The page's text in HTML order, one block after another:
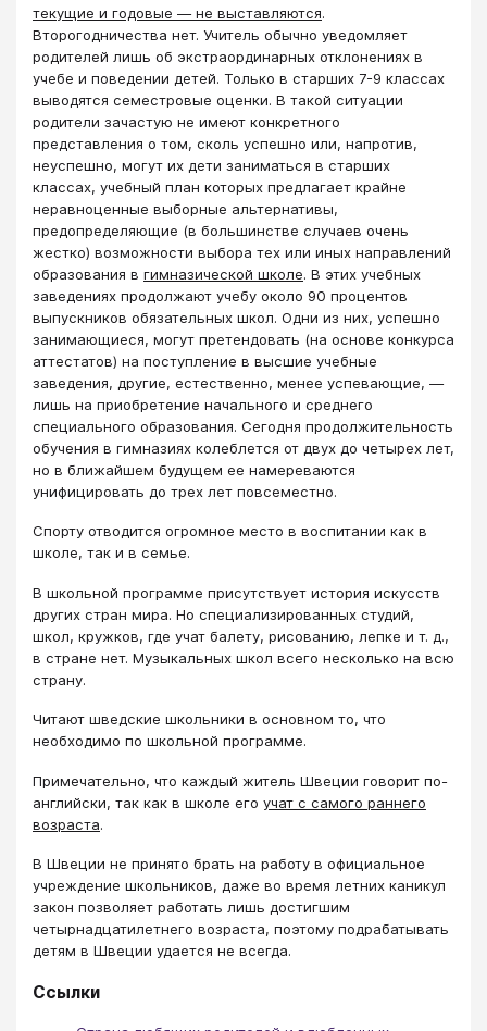
текущие и годовые ― не выставляются.
Второгодничества нет. Учитель обычно уведомляет
родителей лишь об экстраординарных отклонениях в
учебе и поведении детей. Только в старших 7-9 классах
выводятся семестровые оценки. В такой ситуации
родители зачастую не имеют конкретного
представления о том, сколь успешно или, напротив,
неуспешно, могут их дети заниматься в старших
классах, учебный план которых предлагает крайне
неравноценные выборные альтернативы,
предопределяющие (в большинстве случаев очень
жестко) возможности выбора тех или иных направлений
образования в гимназической школе. В этих учебных
заведениях продолжают учебу около 90 процентов
выпускников обязательных школ. Одни из них, успешно
занимающиеся, могут претендовать (на основе конкурса
аттестатов) на поступление в высшие учебные
заведения, другие, естественно, менее успевающие, ―
лишь на приобретение начального и среднего
специального образования. Сегодня продолжительность
обучения в гимназиях колеблется от двух до четырех лет,
но в ближайшем будущем ее намереваются
унифицировать до трех лет повсеместно.
Спорту отводится огромное место в воспитании как в
школе, так и в семье.
В школьной программе присутствует история искусств
других стран мира. Но специализированных студий,
школ, кружков, где учат балету, рисованию, лепке и т. д.,
в стране нет. Музыкальных школ всего несколько на всю
страну.
Читают шведские школьники в основном то, что
необходимо по школьной программе.
Примечательно, что каждый житель Швеции говорит по-
английски, так как в школе его учат с самого раннего
возраста.
В Швеции не принято брать на работу в официальное
учреждение школьников, даже во время летних каникул
закон позволяет работать лишь достигшим
четырнадцатилетнего возраста, поэтому подрабатывать
детям в Швеции удается не всегда.
Ссылки